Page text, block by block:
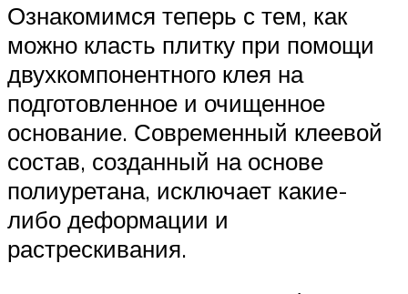
Ознакомимся теперь с тем, как
можно класть плитку при помощи
двухкомпонентного клея на
подготовленное и очищенное
основание. Современный клеевой
состав, созданный на основе
полиуретана, исключает какие-
либо деформации и
растрескивания.